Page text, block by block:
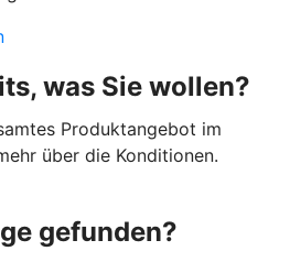
was Sie wollen?
Produktangebot im
über die Konditionen.
gefunden?